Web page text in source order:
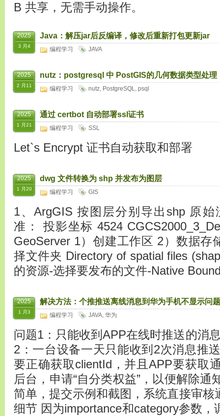
B 共享，无需手动操作。
2025
3 月4
Java：解压jar后反编译，修改后重新打包更新jar
编程学习 JAVA
2025
2 月11
nutz：postgresql 中 PostGIS的几何数据类型处理
编程学习 nutz, PostgreSQL, psql
2025
1 月21
通过 certbot 自动部署ssl证书
编程学习 SSL
Let`s Encrypt 证书自动获取和部署
2025
1 月20
dwg 文件转换为 shp 并发布为图层
编程学习 GIS
1、ArgGIS 按图层分别导出shp 原
准： 投影坐标 4524
GeoServer 1）创建工作区 2）数据存
择文件夹 Directory of spatial files
的资源-选择要发布的文件-Native
2025
1 月3
解决方法：个推推送离线消息到华为手机不显示问
编程学习 JAVA, 华为
问题1：只能收到APP在线时推送的消
2：一台设备一天只能收到2次消息推
要正确获取clientId，并且APP要获取
后台，申请“自分类权益”，以便解除通
简单，提交示例和截图，系统直接审核
细节 因为importance和category参数